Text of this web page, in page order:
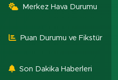
Merkez Hava Durumu
Puan Durumu ve Fikstür
Son Dakika Haberleri